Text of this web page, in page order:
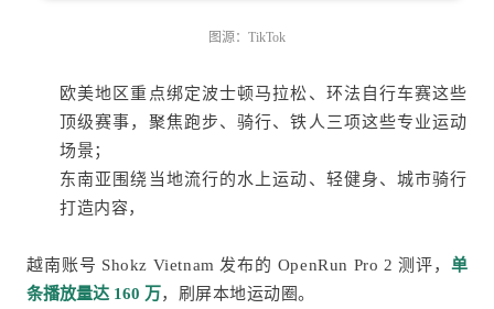
图源：TikTok
欧美地区重点绑定波士顿马拉松、环法自行车赛这些
顶级赛事，聚焦跑步、骑行、铁人三项这些专业运动
场景；
东南亚围绕当地流行的水上运动、轻健身、城市骑行
打造内容，
越南账号 Shokz Vietnam 发布的 OpenRun Pro 2 测评， 单
条播放量达 160 万，刷屏本地运动圈。